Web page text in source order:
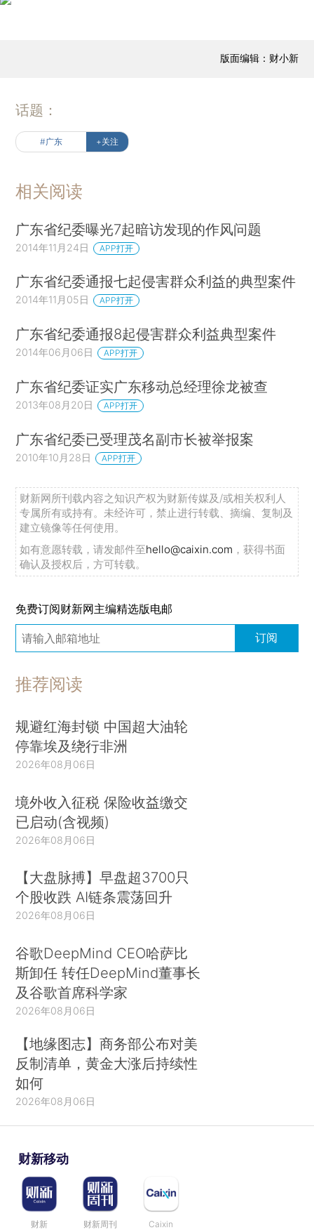
版面编辑：财小新
话题：
#广东 +关注
相关阅读
广东省纪委曝光7起暗访发现的作风问题
2014年11月24日 APP打开
广东省纪委通报七起侵害群众利益的典型案件
2014年11月05日 APP打开
广东省纪委通报8起侵害群众利益典型案件
2014年06月06日 APP打开
广东省纪委证实广东移动总经理徐龙被查
2013年08月20日 APP打开
广东省纪委已受理茂名副市长被举报案
2010年10月28日 APP打开
财新网所刊载内容之知识产权为财新传媒及/或相关权利人
专属所有或持有。未经许可，禁止进行转载、摘编、复制及
建立镜像等任何使用。
如有意愿转载，请发邮件至hello@caixin.com ，获得书面
确认及授权后，方可转载。
免费订阅财新网主编精选版电邮
订阅
推荐阅读
规避红海封锁 中国超大油轮
停靠埃及绕行非洲
2026年08月06日
境外收入征税 保险收益缴交
已启动(含视频)
2026年08月06日
【大盘脉搏】早盘超3700只
个股收跌 AI链条震荡回升
2026年08月06日
谷歌DeepMind CEO哈萨比
斯卸任 转任DeepMind董事长
及谷歌首席科学家
2026年08月06日
【地缘图志】商务部公布对美
反制清单，黄金大涨后持续性
如何
2026年08月06日
财新移动
财新 财新周刊 Caixin